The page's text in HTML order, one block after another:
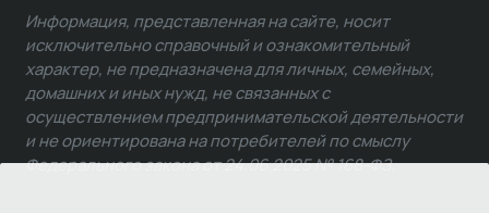
Информация, представленная на сайте, носит
исключительно справочный и ознакомительный
характер, не предназначена для личных, семейных,
домашних и иных нужд, не связанных с
осуществлением предпринимательской деятельности
и не ориентирована на потребителей по смыслу
Федерального закона от 24.06.2025 № 168-ФЗ.